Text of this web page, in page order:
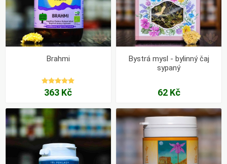
Brahmi
363 Kč
Bystrá mysl - bylinný čaj
sypaný
62 Kč